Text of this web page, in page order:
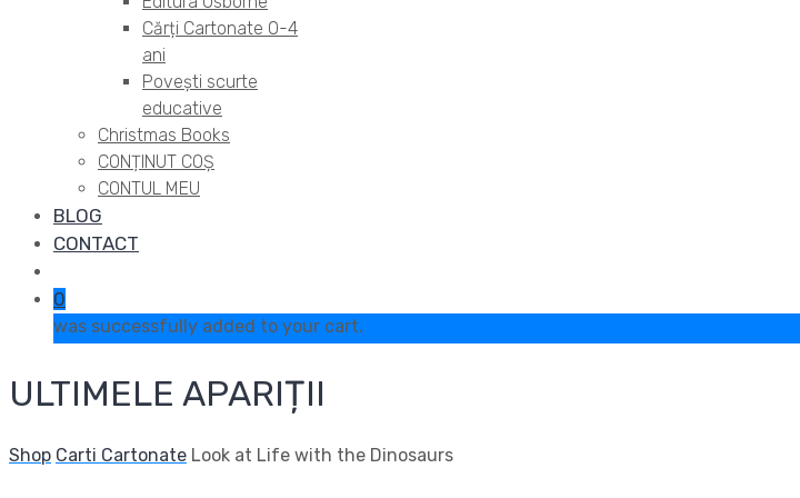
Cărți Cartonate 0-4
ani
Povești scurte
educative
Christmas Books
CONȚINUT COȘ
CONTUL MEU
BLOG
CONTACT
0
was successfully added to your cart.
ULTIMELE APARIȚII
Shop Carti Cartonate Look at Life with the Dinosaurs